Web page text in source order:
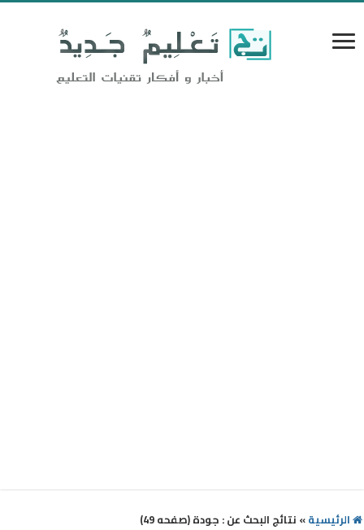
الرئيسية» نتائج البحث عن : جودة (صفحه 49)